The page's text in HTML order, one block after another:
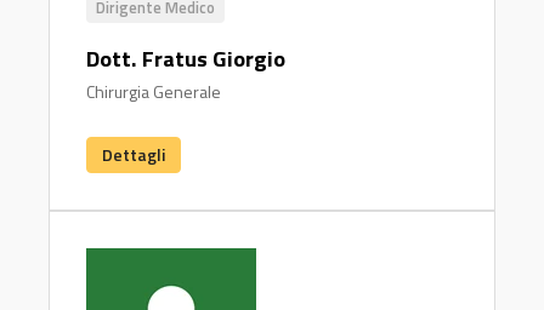
Dirigente Medico
Dott. Fratus Giorgio
Chirurgia Generale
Dettagli